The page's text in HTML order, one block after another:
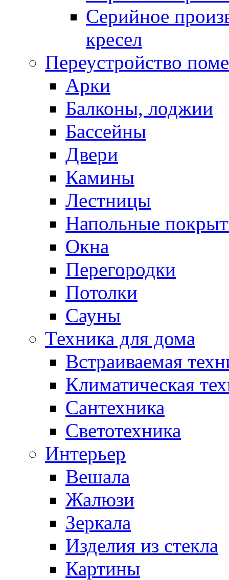
Серийное
кресел
Переустройство
Арки
Балконы, лоджии
Бассейны
Двери
Камины
Лестницы
Напольные
Окна
Перегородки
Потолки
Сауны
Техника для дома
Встраиваемая
Климатическая
Сантехника
Светотехника
Интерьер
Вешала
Жалюзи
Зеркала
Изделия из стекла
Картины